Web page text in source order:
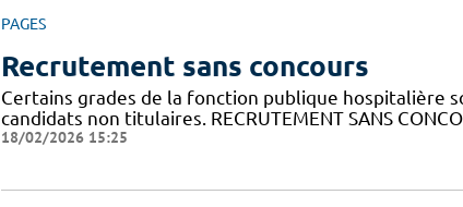
PAGES
Recrutement sans concours
Certains grades de la fonction publique hospitalière
candidats non titulaires. RECRUTEMENT SANS
18/02/2026 15:25